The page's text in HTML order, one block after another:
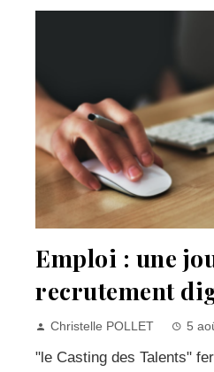
Emploi : une
recrutement
Christelle POLLET 5
"le Casting des Talents"